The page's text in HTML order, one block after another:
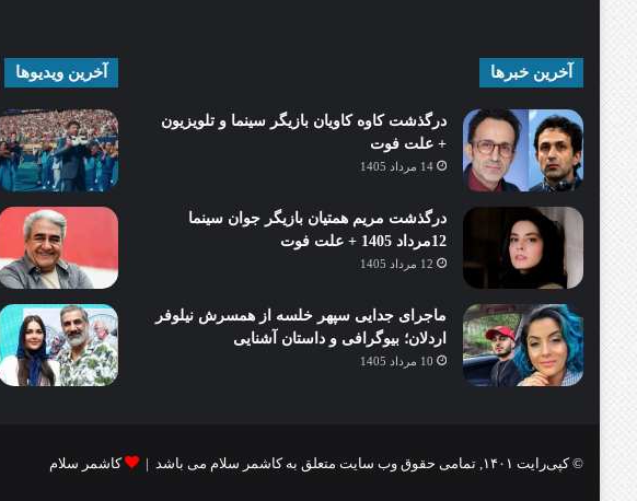
آخرین خبرها
درگذشت کاوه کاویان بازیگر سینما و تلویزیون
+ علت فوت
14 مرداد 1405
درگذشت مریم همتیان بازیگر جوان سینما
12مرداد 1405 + علت فوت
12 مرداد 1405
ماجرای جدایی سپهر خلسه از همسرش نیلوفر
اردلان؛ بیوگرافی و داستان آشنایی
10 مرداد 1405
آخرین ویدیوها
© کپی‌رایت ۱۴۰۱, تمامی حقوق وب سایت متعلق به کاشمر سلام می باشد | کاشمر سلام